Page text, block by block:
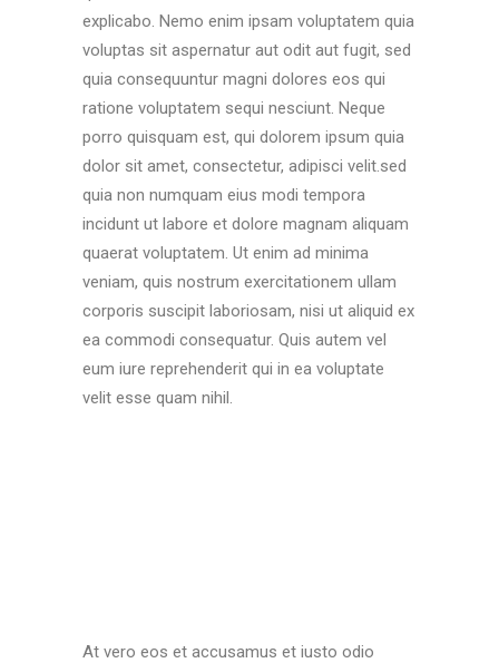
explicabo. Nemo enim ipsam voluptatem quia
voluptas sit aspernatur aut odit aut fugit, sed
quia consequuntur magni dolores eos qui
ratione voluptatem sequi nesciunt. Neque
porro quisquam est, qui dolorem ipsum quia
dolor sit amet, consectetur, adipisci velit.sed
quia non numquam eius modi tempora
incidunt ut labore et dolore magnam aliquam
quaerat voluptatem. Ut enim ad minima
veniam, quis nostrum exercitationem ullam
corporis suscipit laboriosam, nisi ut aliquid ex
ea commodi consequatur. Quis autem vel
eum iure reprehenderit qui in ea voluptate
velit esse quam nihil.
At vero eos et accusamus et iusto odio